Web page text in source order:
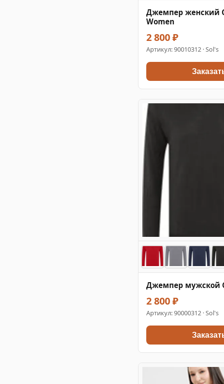
Джемпер женский
Women
2 800 ₽
Артикул:90010312 · Sol's
Джемпер мужской
2 800 ₽
Артикул:90000312 · Sol's